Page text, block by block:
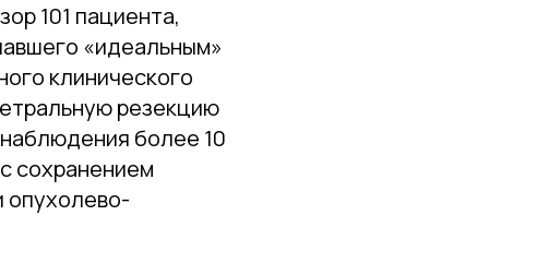
101 пациента,
«идеальным»
клинического
резекцию
более 10
сохранением
опухолево-